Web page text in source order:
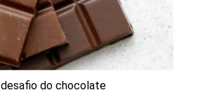
do chocolate